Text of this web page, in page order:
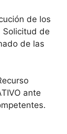
de los
Solicitud de
de las
ante